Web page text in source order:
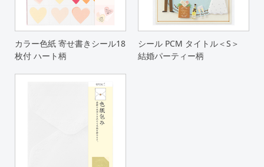
カラー色紙 寄せ書きシール18
枚付 ハート柄
シール PCM タイトル＜S＞
結婚パーティー柄